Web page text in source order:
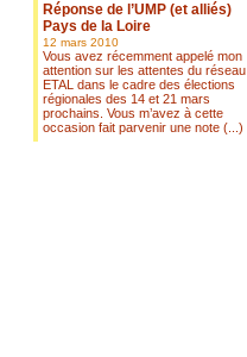
Réponse de l’UMP (et alliés)
Pays de la Loire
12 mars 2010
Vous avez récemment appelé mon
attention sur les attentes du réseau
ETAL dans le cadre des élections
régionales des 14 et 21 mars
prochains. Vous m’avez à cette
occasion fait parvenir une note (...)